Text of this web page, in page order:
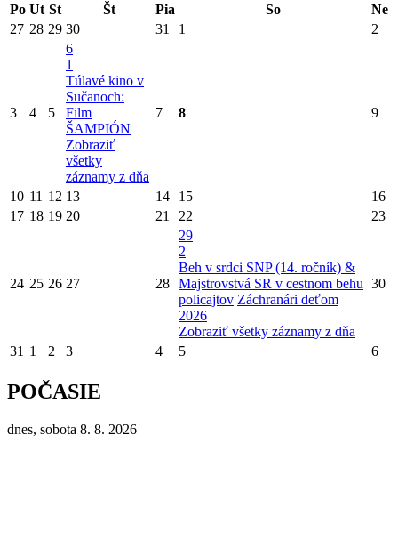
Po Ut St Št Pia So
Ne
27 28 29 30 31 1 2
3 4 5
6
1
Túlavé kino v
Sučanoch:
Film
ŠAMPIÓN
Zobraziť
všetky
záznamy z dňa
7 8 9
10 11 12 13 14 15
16
17 18 19 20 21 22 23
24 25 26 27 28
29
2
Beh v srdci SNP (14. ročník) &
Majstrovstvá SR v cestnom behu
policajtov Záchranári deťom
2026
Zobraziť všetky záznamy z dňa
30
31 1 2 3 4 5 6
POČASIE
dnes, sobota 8. 8. 2026